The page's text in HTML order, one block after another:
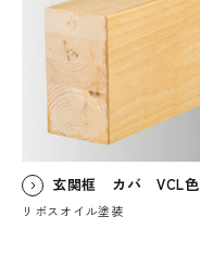
玄関框 カバ VCL色
リボスオイル塗装